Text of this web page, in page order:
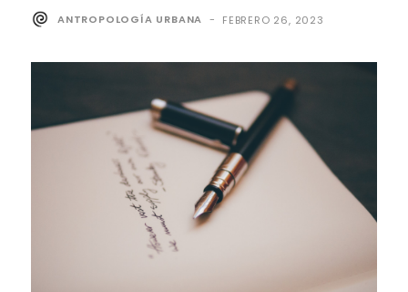
ANTROPOLOGÍA URBANA - FEBRERO 26, 2023